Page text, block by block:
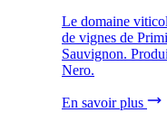
Le domaine
de vignes de
Sauvignon.
Nero.
En savoir plus